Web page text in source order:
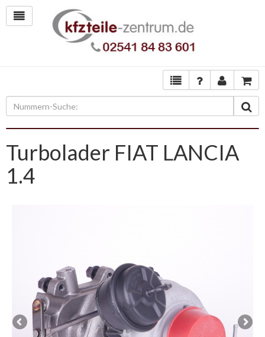
Turbolader FIAT LANCIA
1.4